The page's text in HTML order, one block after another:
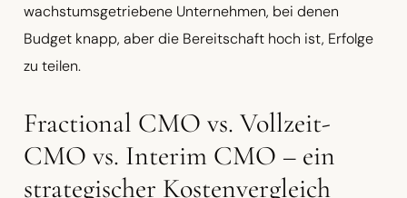
wachstumsgetriebene Unternehmen, bei denen
Budget knapp, aber die Bereitschaft hoch ist, Erfolge
zu teilen.
Fractional CMO vs. Vollzeit-
CMO vs. Interim CMO – ein
strategischer Kostenvergleich